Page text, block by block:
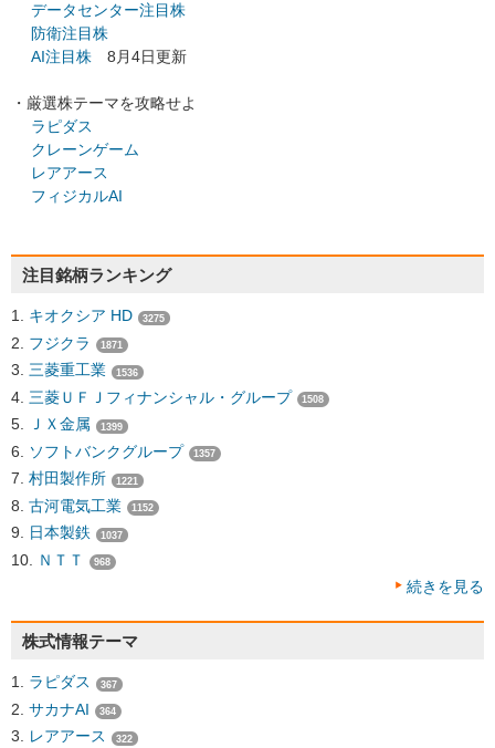
データセンター注目株
防衛注目株
AI注目株 8月4日更新
・厳選株テーマを攻略せよ
ラピダス
クレーンゲーム
レアアース
フィジカルAI
注目銘柄ランキング
キオクシア HD 3275
フジクラ 1871
三菱重工業 1536
三菱ＵＦＪフィナンシャル・グループ 1508
ＪＸ金属 1399
ソフトバンクグループ 1357
村田製作所 1221
古河電気工業 1152
日本製鉄 1037
ＮＴＴ 968
続きを見る
株式情報テーマ
ラピダス 367
サカナAI 364
レアアース 322